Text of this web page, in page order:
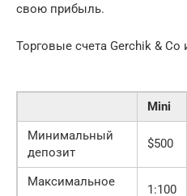
свою прибыль.
Торговые счета Gerchik & Сo
Mini
Минимальный
депозит
$500
Максимальное
1:100